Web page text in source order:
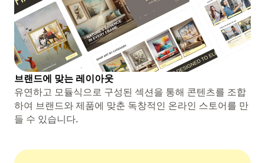
브랜드에 맞는 레이아웃
유연하고 모듈식으로 구성된 섹션을 통해 콘텐츠를 조합
하여 브랜드와 제품에 맞춘 독창적인 온라인 스토어를 만
들 수 있습니다.